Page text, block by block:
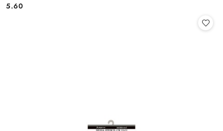
Cena:
5.60